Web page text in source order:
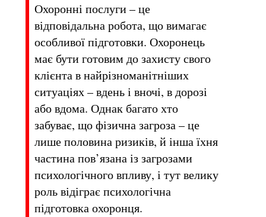
Охоронні послуги – це
відповідальна робота, що вимагає
особливої підготовки. Охоронець
має бути готовим до захисту свого
клієнта в найрізноманітніших
ситуаціях – вдень і вночі, в дорозі
або вдома. Однак багато хто
забуває, що фізична загроза – це
лише половина ризиків, й інша їхня
частина пов’язана із загрозами
психологічного впливу, і тут велику
роль відіграє психологічна
підготовка охоронця.